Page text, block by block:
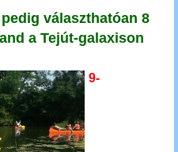
választhatóan 8
a Tejút-galaxison
9-